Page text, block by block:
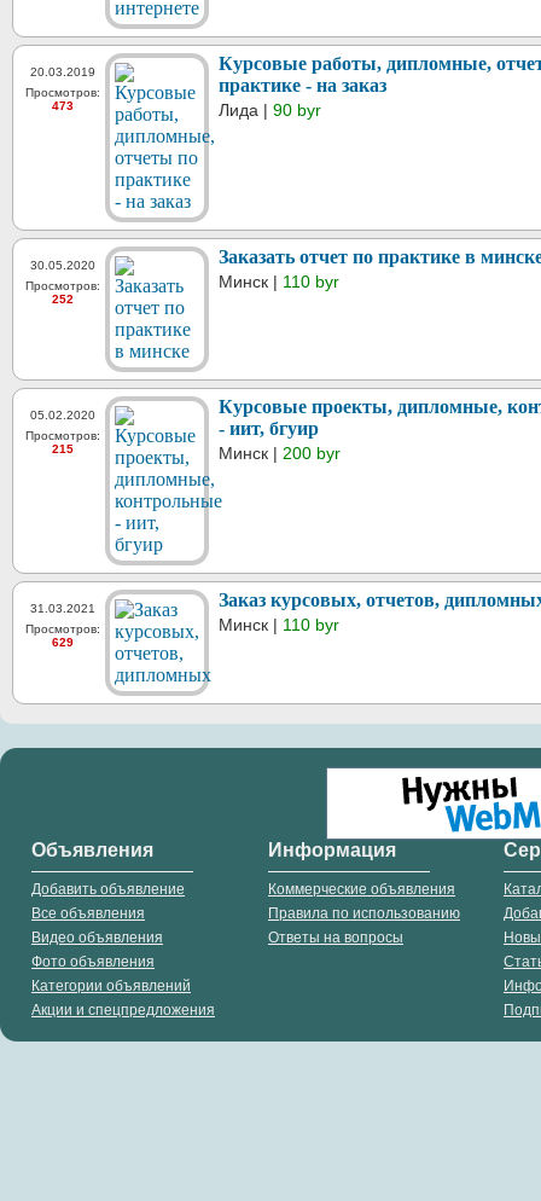
20.03.2019
Просмотров:
473
Курсовые работы, дипломные,
практике - на заказ
Лида | 90 byr
30.05.2020
Просмотров:
252
Заказать отчет по практике в
Минск | 110 byr
05.02.2020
Просмотров:
215
Курсовые проекты, дипломные,
- иит, бгуир
Минск | 200 byr
31.03.2021
Просмотров:
629
Заказ курсовых, отчетов,
Минск | 110 byr
Объявления
Добавить объявление
Все объявления
Видео объявления
Фото объявления
Категории объявлений
Акции и спецпредложения
Информация
Коммерческие объявления
Правила по использованию
Ответы на вопросы